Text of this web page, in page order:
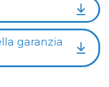
garanzia